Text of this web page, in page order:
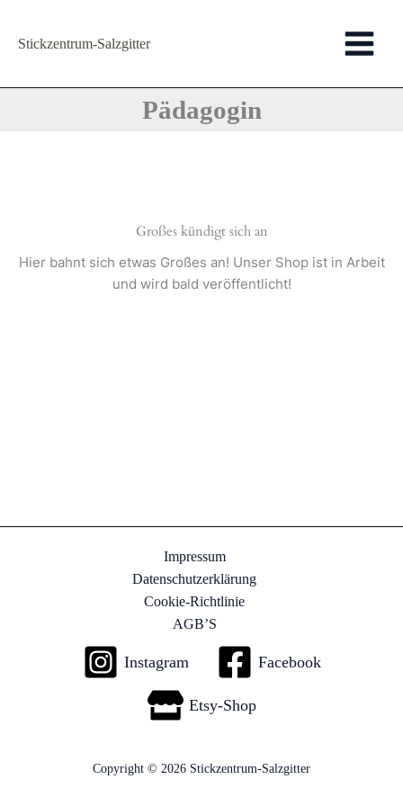
springen
Stickzentrum-Salzgitter
Pädagogin
Großes kündigt sich an
Hier bahnt sich etwas Großes an! Unser Shop ist in Arbeit
und wird bald veröffentlicht!
Impressum
Datenschutzerklärung
Cookie-Richtlinie
AGB’S
Instagram Facebook
Etsy-Shop
Copyright © 2026 Stickzentrum-Salzgitter